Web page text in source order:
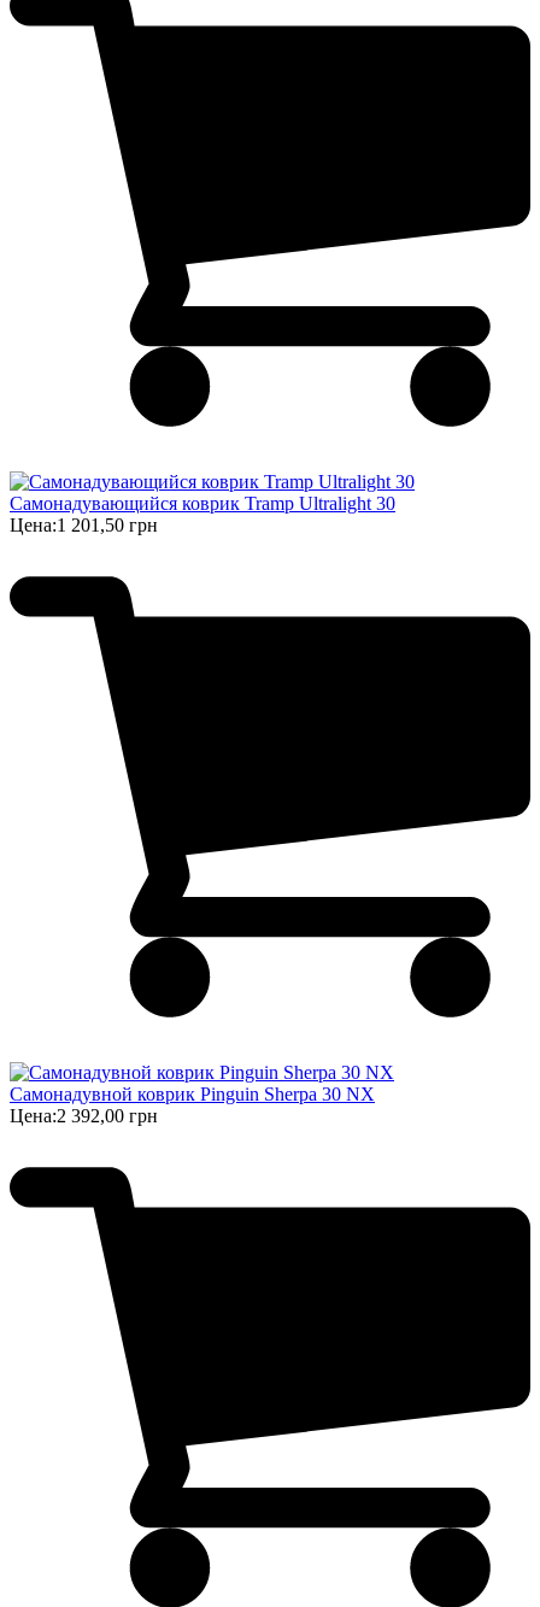
Самонадувающийся коврик Tramp Ultralight 30
Цена:1 201,50 грн
Самонадувной коврик Pinguin Sherpa 30 NX
Цена:2 392,00 грн